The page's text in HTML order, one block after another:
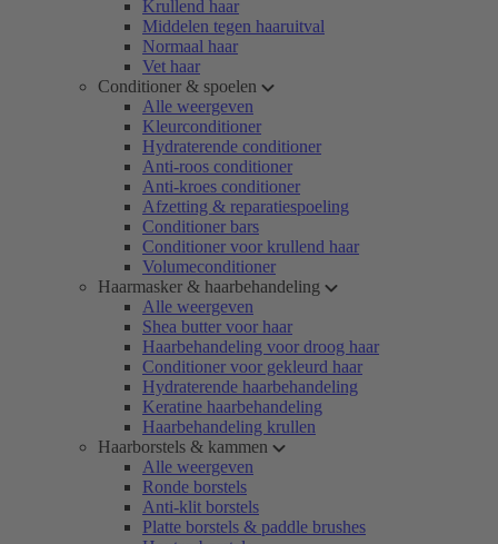
Krullend haar
Middelen tegen haaruitval
Normaal haar
Vet haar
Conditioner & spoelen
Alle weergeven
Kleurconditioner
Hydraterende conditioner
Anti-roos conditioner
Anti-kroes conditioner
Afzetting & reparatiespoeling
Conditioner bars
Conditioner voor krullend haar
Volumeconditioner
Haarmasker & haarbehandeling
Alle weergeven
Shea butter voor haar
Haarbehandeling voor droog haar
Conditioner voor gekleurd haar
Hydraterende haarbehandeling
Keratine haarbehandeling
Haarbehandeling krullen
Haarborstels & kammen
Alle weergeven
Ronde borstels
Anti-klit borstels
Platte borstels & paddle brushes